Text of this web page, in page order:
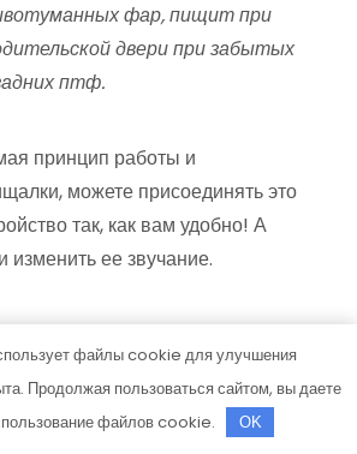
фар, пищит при
двери при забытых
птф.
принцип работы и
можете присоединять это
так, как вам удобно! А
изменить ее звучание.
p/cjr/RAAAAAAAp4sAAAAAA
файлы cookie для улучшения
Продолжая пользоваться сайтом, вы даете
файлов cookie.
OK